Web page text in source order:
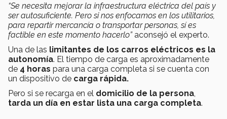
“Se necesita mejorar la infraestructura eléctrica del país y
ser autosuficiente. Pero si nos enfocamos en los utilitarios,
para repartir mercancía o transportar personas, sí es
factible en este momento hacerlo”aconsejó el experto.
Una de las limitantes de los carros eléctricos es la
autonomía. El tiempo de carga es aproximadamente
de 4 horas para una carga completa si se cuenta con
un dispositivo de carga rápida.
Pero si se recarga en el domicilio de la persona
tarda un día en estar lista una carga completa.